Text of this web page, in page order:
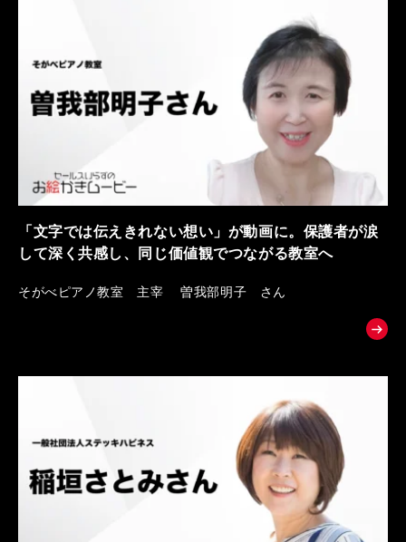
「文字では伝えきれない想い」が動画に。保護者が涙
して深く共感し、同じ価値観でつながる教室へ
そがべピアノ教室 主宰 曽我部明子 さん